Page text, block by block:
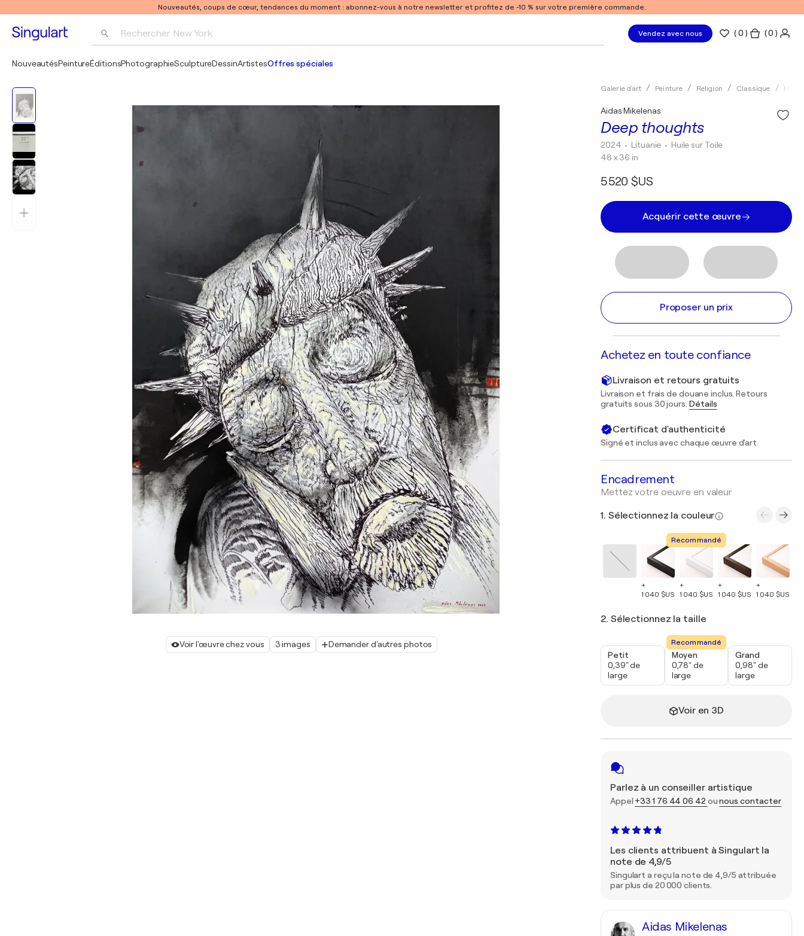
Nouveautés, coups de cœur, tendances du moment : abonnez-vous à notre newsletter et profitez de -10 % sur votre première commande.
Rechercher New York
Pablo Picasso
Vendez avec nous (0 ) ( 0 )
NouveautésPeintureÉditionsPhotographieSculptureDessinArtistesOffres spéciales
Voir l'œuvre chez vous 3 images Demander d'autres photos
Galerie d'art Peinture Religion Classique Huile
Deep thoughts
Aidas Mikelenas
2024 • Lituanie • Huile sur Toile
48 x 36 in
5 520 $US
Acquérir cette œuvre
Proposer un prix
Achetez en toute confiance
Livraison et retours gratuits
Livraison et frais de douane inclus. Retours
gratuits sous 30 jours. Détails
Certificat d'authenticité
Signé et inclus avec chaque œuvre d'art
Encadrement
Mettez votre oeuvre en valeur
1. Sélectionnez la couleur
+
1 040 $US
Recommandé
+
1 040 $US
+
1 040 $US
+
1 040 $US
2. Sélectionnez la taille
Petit
0,39" de
large
Recommandé
Moyen
0,78" de
large
Grand
0,98" de
large
Voir en 3D
Parlez à un conseiller artistique
Appel +33 1 76 44 06 42 ounous contacter
Les clients attribuent à Singulart la
note de 4,9/5
Singulart a reçu la note de 4,9/5 attribuée
par plus de 20 000 clients.
Aidas Mikelenas